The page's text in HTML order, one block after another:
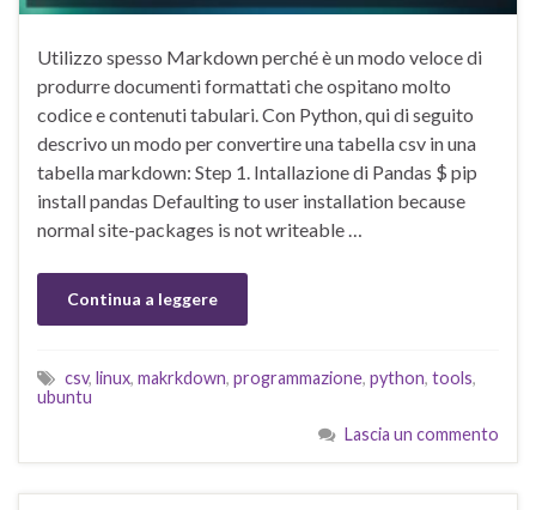
Utilizzo spesso Markdown perché è un modo veloce di
produrre documenti formattati che ospitano molto
codice e contenuti tabulari. Con Python, qui di seguito
descrivo un modo per convertire una tabella csv in una
tabella markdown: Step 1. Intallazione di Pandas $ pip
install pandas Defaulting to user installation because
normal site-packages is not writeable …
Continua a leggere
csv, linux, makrkdown, programmazione, python, tools,
ubuntu
Lascia un commento